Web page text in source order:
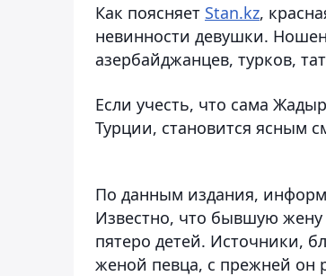
Как поясняет Stan.kz,
невинности девушки.
азербайджанцев, турков,
Если учесть, что сама
Турции, становится ясным
По данным издания,
Известно, что бывшую жену
пятеро детей. Источники,
женой певца, с прежней он